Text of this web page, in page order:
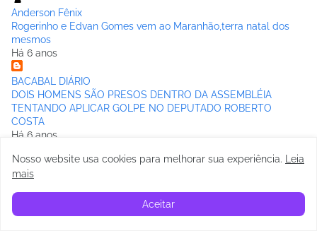
Anderson Fênix
Rogerinho e Edvan Gomes vem ao Maranhão,terra natal dos
mesmos
Há 6 anos
BACABAL DIÁRIO
DOIS HOMENS SÃO PRESOS DENTRO DA ASSEMBLÉIA
TENTANDO APLICAR GOLPE NO DEPUTADO ROBERTO
COSTA
Há 6 anos
Nosso website usa cookies para melhorar sua experiência.
Leia
mais
Aceitar